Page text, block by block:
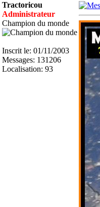
Tractoricou
Administrateur
Champion du monde
Inscrit le: 01/11/2003
Messages: 131206
Localisation: 93